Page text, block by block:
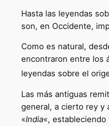
Hasta las leyendas
son, en Occidente,
Como es natural,
encontraron entre los
leyendas sobre el
Las más antiguas
general, a cierto rey y
«India«, estableciendo